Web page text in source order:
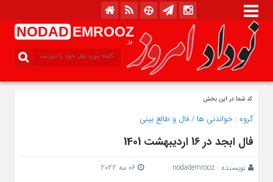
NODAD EMROOZ
.ir
کد شما در این بخش
گروه : خواندنی ها /فال و طالع بینی
فال ابجد در 16 اردیبهشت 1401
نویسنده : nodademrooz
06 مه 2022